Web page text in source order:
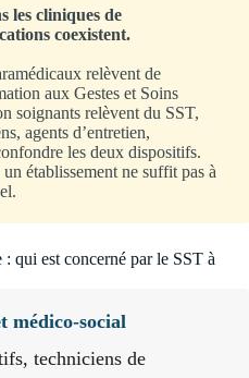
les cliniques de
coexistent.
relèvent de
aux Gestes et Soins
soignants relèvent du SST,
agents d’entretien,
les deux dispositifs.
établissement ne suffit pas à
qui est concerné par le SST à
médico-social
techniciens de